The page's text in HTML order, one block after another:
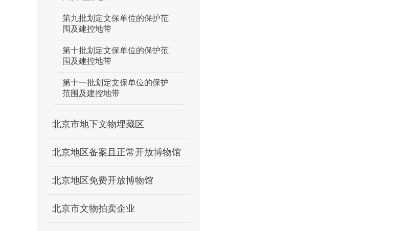
第九批划定文保单位的保护范
围及建控地带
第十批划定文保单位的保护范
围及建控地带
第十一批划定文保单位的保护
范围及建控地带
北京市地下文物埋藏区
北京地区备案且正常开放博物馆
北京地区免费开放博物馆
北京市文物拍卖企业